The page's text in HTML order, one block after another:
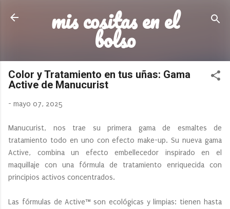
Ir al contenido principal
mis cositas en el
bolso
Color y Tratamiento en tus uñas: Gama
Active de Manucurist
- mayo 07, 2025
Manucurist, nos trae su primera gama de esmaltes de
tratamiento todo en uno con efecto make-up. Su nueva gama
Active, combina un efecto embellecedor inspirado en el
maquillaje con una fórmula de tratamiento enriquecida con
principios activos concentrados.
Las fórmulas de Active™ son ecológicas y limpias: tienen hasta